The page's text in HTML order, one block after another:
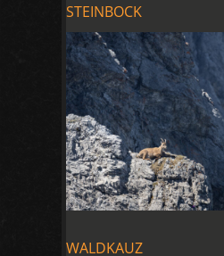
STEINBOCK
WALDKAUZ